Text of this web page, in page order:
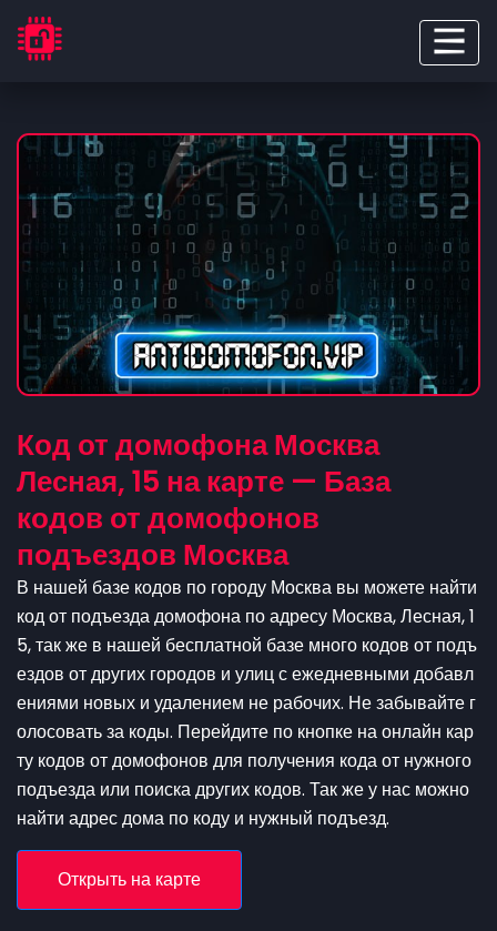
Код от домофона Москва
Лесная, 15 на карте — База
кодов от домофонов
подъездов Москва
В нашей базе кодов по городу Москва вы можете найти
код от подъезда домофона по адресу Москва, Лесная, 1
5, так же в нашей бесплатной базе много кодов от подъ
ездов от других городов и улиц с ежедневными добавл
ениями новых и удалением не рабочих. Не забывайте г
олосовать за коды. Перейдите по кнопке на онлайн кар
ту кодов от домофонов для получения кода от нужного
подъезда или поиска других кодов. Так же у нас можно
найти адрес дома по коду и нужный подъезд.
Открыть на карте